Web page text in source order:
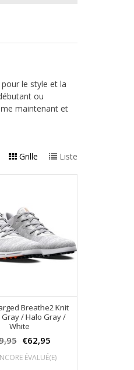
le style et la
ou
maintenant et
Grille Liste
Breathe2 Knit
Gray / Halo Gray /
White
€62,95
ÉVALUÉ(E)